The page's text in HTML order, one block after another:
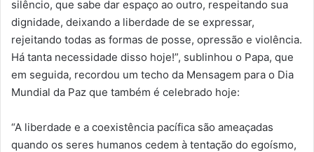
silêncio, que sabe dar espaço ao outro, respeitando sua
dignidade, deixando a liberdade de se expressar,
rejeitando todas as formas de posse, opressão e violência.
Há tanta necessidade disso hoje!”, sublinhou o Papa, que
em seguida, recordou um techo da Mensagem para o Dia
Mundial da Paz que também é celebrado hoje:
“A liberdade e a coexistência pacífica são ameaçadas
quando os seres humanos cedem à tentação do egoísmo,